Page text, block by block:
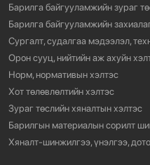
Барилга байгууламжийн зураг
Барилга байгууламжийн
Сургалт, судалгаа мэдээлэл,
Орон сууц, нийтийн аж ахуйн
Норм, нормативын хэлтэс
Хот төлөвлөлтийн хэлтэс
Зураг төслийн хяналтын хэлтэс
Барилгын материалын сорилт
Хяналт-шинжилгээ, үнэлгээ,